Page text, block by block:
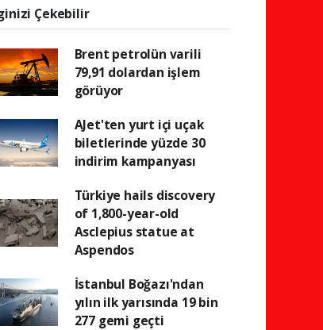
Çekebilir
Brent petrolün varili
79,91 dolardan işlem
görüyor
AJet'ten yurt içi uçak
biletlerinde yüzde 30
indirim kampanyası
Türkiye hails discovery
of 1,800-year-old
Asclepius statue at
Aspendos
İstanbul Boğazı'ndan
yılın ilk yarısında 19 bin
277 gemi geçti